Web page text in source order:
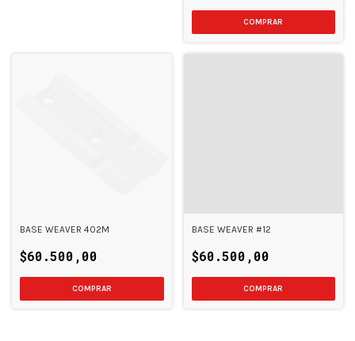
BASE WEAVER 402M
$60.500,00
BASE WEAVER #12
$60.500,00